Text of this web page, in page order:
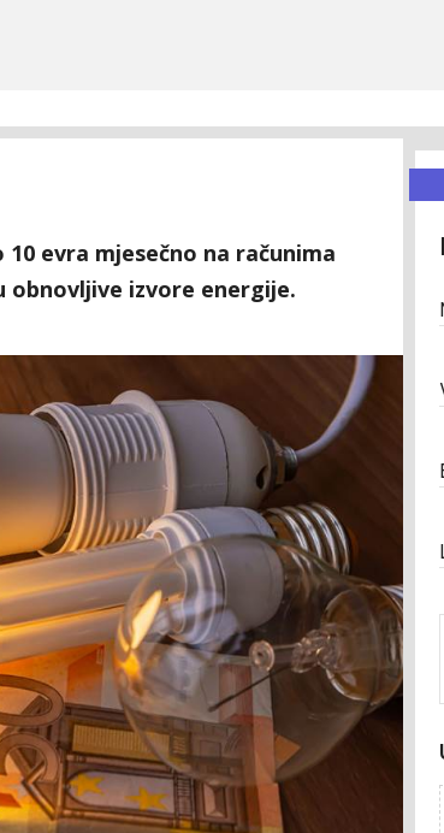
evra mjesečno na računima
obnovljive izvore energije.